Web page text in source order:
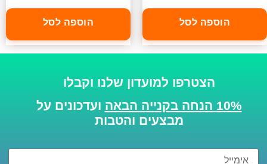
הוספה לסל הוספה לסל
הצטרפו למועדון שלנו וקבלו
10% הנחה בקנייה הבאה
ועדכונים על
מבצעים והטבות